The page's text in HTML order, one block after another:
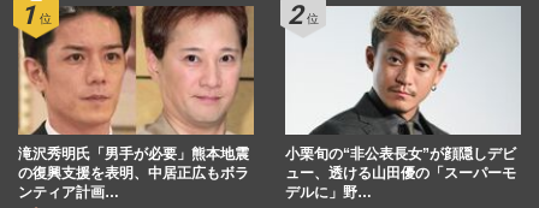
滝沢秀明氏「男手が必要」熊本地震
の復興支援を表明、中居正広もボラ
ンティア計画…
小栗旬の“非公表長女”が顔隠しデビ
ュー、透ける山田優の「スーパーモ
デルに」野…